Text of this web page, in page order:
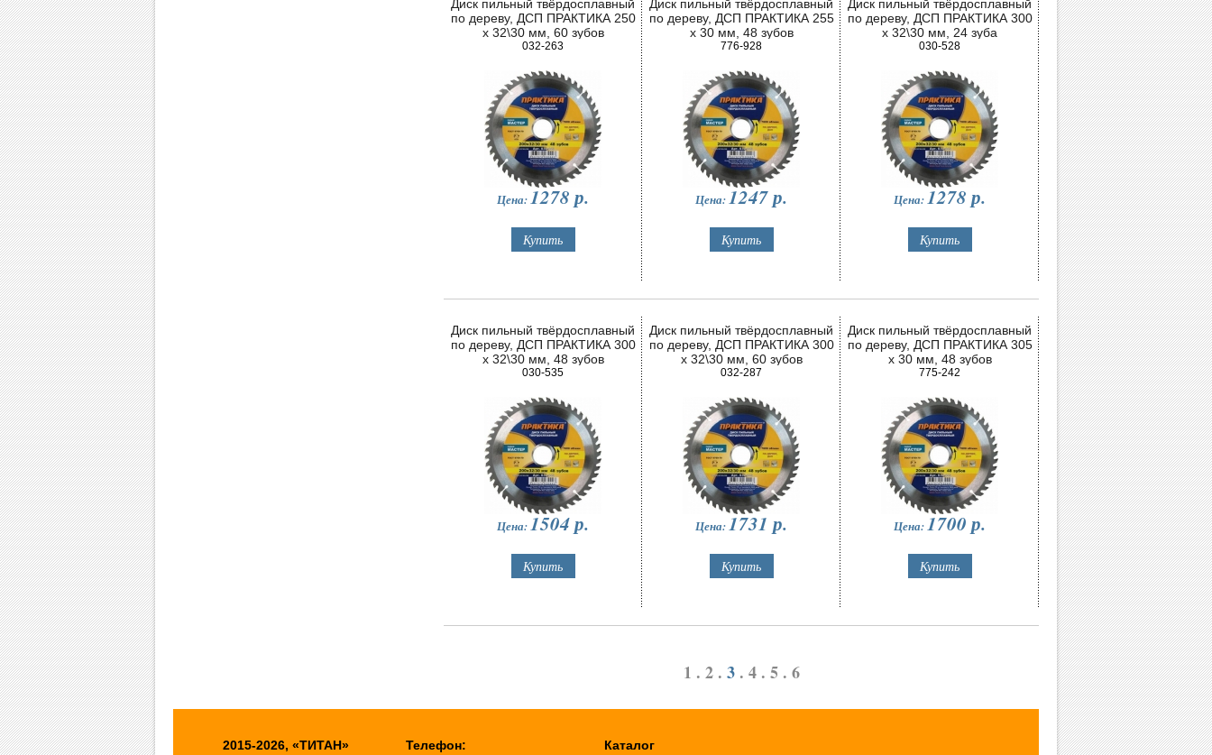
Диск пильный твёрдосплавный
по дереву, ДСП ПРАКТИКА 250
х 32\30 мм, 60 зубов
032-263
Цена:1278 р.
Диск пильный твёрдосплавный
по дереву, ДСП ПРАКТИКА 255
х 30 мм, 48 зубов
776-928
Цена:1247р.
Диск пильный твёрдосплавный
по дереву, ДСП ПРАКТИКА 300
х 32\30 мм, 24 зуба
030-528
Цена:1278 р.
Диск пильный твёрдосплавный
по дереву, ДСП ПРАКТИКА 300
х 32\30 мм, 48 зубов
030-535
Цена:1504р.
Диск пильный твёрдосплавный
по дереву, ДСП ПРАКТИКА 300
х 32\30 мм, 60 зубов
032-287
Цена:1731 р.
Диск пильный твёрдосплавный
по дереву, ДСП ПРАКТИКА 305
х 30 мм, 48 зубов
775-242
Цена:1700 р.
1 . 2. 3. 4. 5. 6
2015-2026, «ТИТАН» Телефон: Каталог